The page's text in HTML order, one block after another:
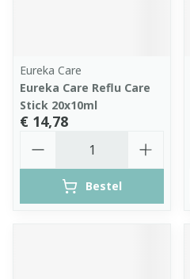
Eureka Care
Eureka Care Reflu Care
Stick 20x10ml
€ 14,78
Bestel